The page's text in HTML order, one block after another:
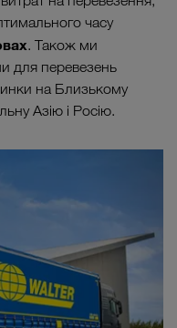
часу
. Також ми
для перевезень
на Близькому
Азію і Росію.